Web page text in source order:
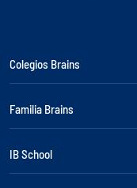
Colegios Brains
Familia Brains
IB School